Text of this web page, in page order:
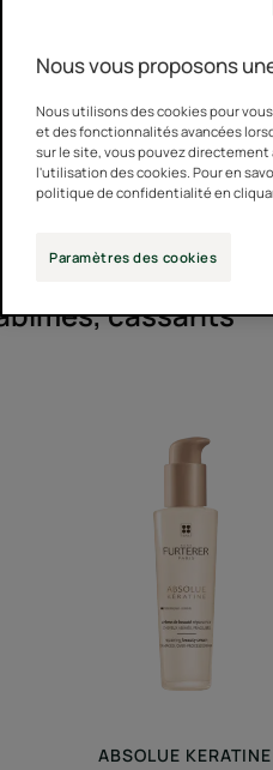
cassants"
de
beauté
ABSOLUE KERATINE
Nous vous proposons
Nous utilisons des cookies pour
et des fonctionnalités avancées
sur le site, vous pouvez
l'utilisation des cookies. Pour en
politique de confidentialité en
Paramètres des cookies